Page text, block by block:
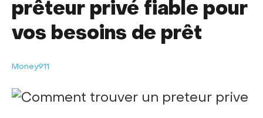
prêteur privé fiable pour
vos besoins de prêt
Money911